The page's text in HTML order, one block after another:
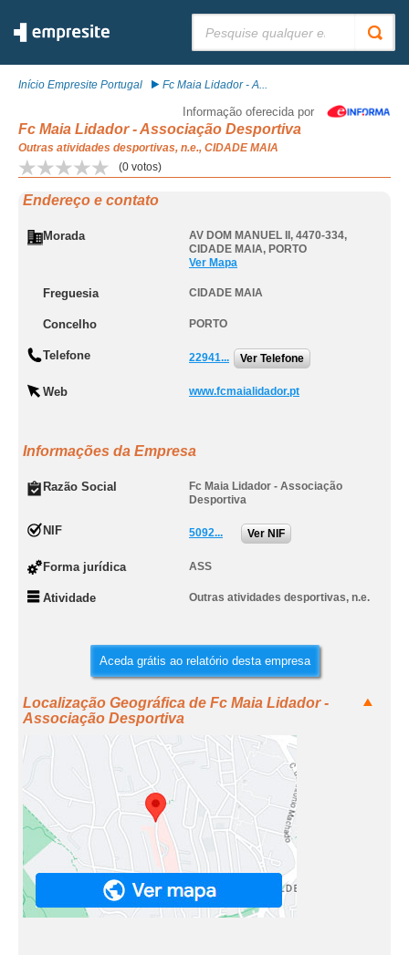
Início Empresite Portugal Fc Maia Lidador - A...
Informação oferecida por
Fc Maia Lidador - Associação Desportiva
Outras atividades desportivas, n.e., CIDADE MAIA
(0 votos)
Endereço e contato
Morada AV DOM MANUEL II, 4470-334,
CIDADE MAIA, PORTO
Ver Mapa
Freguesia CIDADE MAIA
Concelho PORTO
Telefone 22941... Ver Telefone
Web www.fcmaialidador.pt
Informações da Empresa
Razão Social
Fc Maia Lidador - Associação
Desportiva
NIF 5092... Ver NIF
Forma jurídica ASS
Atividade Outras atividades desportivas, n.e.
Aceda grátis ao relatório desta empresa
Localização Geográfica de Fc Maia Lidador -
Associação Desportiva